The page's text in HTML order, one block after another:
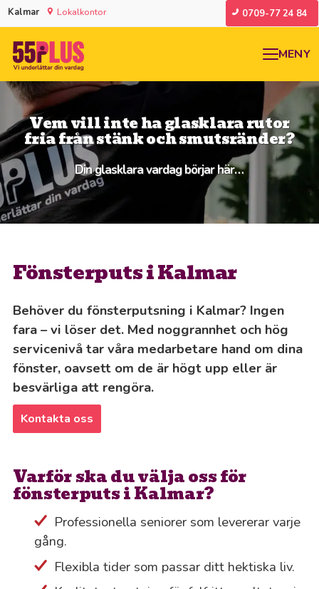
Kalmar Lokalkontor 0709-77 24 84
MENY
Vem vill inte ha glasklara rutor
fria från stänk och smutsränder?
Din glasklara vardag börjar här…
Fönsterputs i Kalmar
Behöver du fönsterputsning i Kalmar? Ingen
fara – vi löser det. Med noggrannhet och hög
servicenivå tar våra medarbetare hand om dina
fönster, oavsett om de är högt upp eller är
besvärliga att rengöra.
Kontakta oss
Varför ska du välja oss för
fönsterputs i Kalmar?
Professionella seniorer som levererar varje
gång.
Flexibla tider som passar ditt hektiska liv.